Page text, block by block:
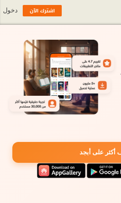
أكثر على أبجد
اشترك الآن دخول